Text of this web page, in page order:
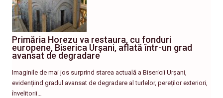
Primăria Horezu va restaura, cu fonduri
europene, Biserica Urșani, aflată într-un grad
avansat de degradare
Imaginile de mai jos surprind starea actuală a Bisericii Urșani,
evidențiind gradul avansat de degradare al turlelor, pereților exteriori,
învelitorii…